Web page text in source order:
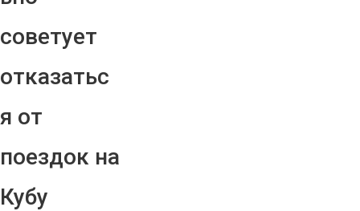
советует
отказатьс
я от
поездок на
Кубу